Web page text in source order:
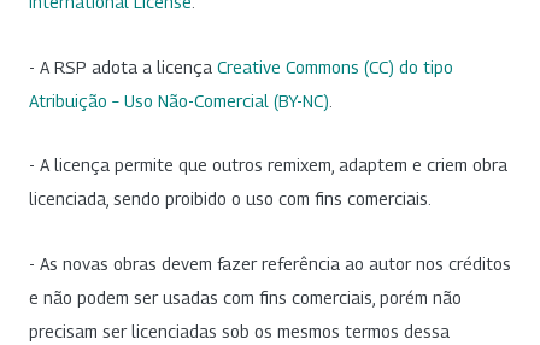
- A RSP adota a licença Creative Commons (CC) do tipo
Atribuição – Uso Não-Comercial (BY-NC)
- A licença permite que outros remixem, adaptem e criem obra
licenciada, sendo proibido o uso com fins comerciais.
- As novas obras devem fazer referência ao autor nos créditos
e não podem ser usadas com fins comerciais, porém não
precisam ser licenciadas sob os mesmos termos dessa